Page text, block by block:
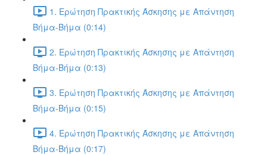
1. Ερώτηση Πρακτικής Άσκησης με Απάντηση
Βήμα-Βήμα (0:14)
2. Ερώτηση Πρακτικής Άσκησης με Απάντηση
Βήμα-Βήμα (0:13)
3. Ερώτηση Πρακτικής Άσκησης με Απάντηση
Βήμα-Βήμα (0:15)
4. Ερώτηση Πρακτικής Άσκησης με Απάντηση
Βήμα-Βήμα (0:17)